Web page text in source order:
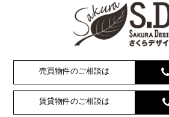
売買物件のご相談は
賃貸物件のご相談は